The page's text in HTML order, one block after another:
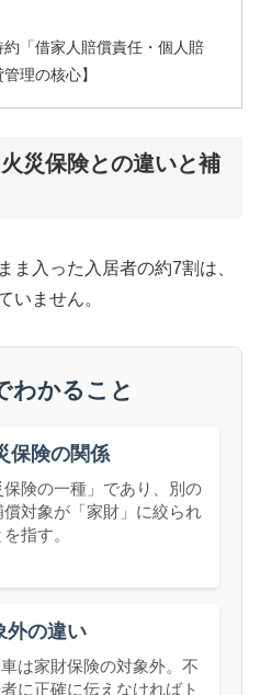
「借家人賠償責任・個人賠
理の核心】
災保険との違いと補
ま入った入居者の約7割は、
いません。
わかること
保険の関係
険の一種」であり、別の
対象が「家財」に絞られ
指す。
外の違い
は家財保険の対象外。不
に正確に伝えなければト